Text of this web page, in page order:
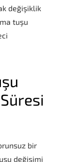
değişiklik
tuşu
bir
değişimi